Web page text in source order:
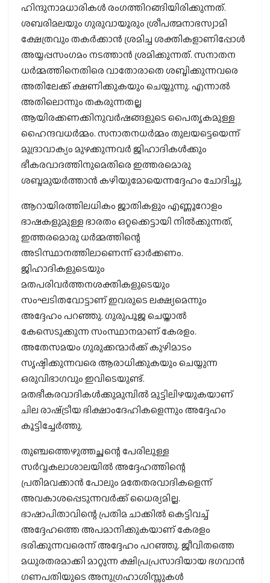
ഹിന്ദുനാമധാരികള്‍ രംഗത്തിറങ്ങിയിരിക്കുന്നത്.
ശബരിമലയും ഗുരുവായൂരും ശ്രീപത്മനാഭസ്വാമി
ക്ഷേത്രവും തകര്‍ക്കാന്‍ ശ്രമിച്ച ശക്തികളാണിപ്പോള്‍
അയ്യപ്പസംഗമം നടത്താന്‍ ശ്രമിക്കുന്നത്. സനാതന
ധര്‍മ്മത്തിനെതിരെ വാതോരാതെ ശബ്ദിക്കുന്നവരെ
അതിലേക്ക് ക്ഷണിക്കുകയും ചെയ്യുന്നു. എന്നാല്‍
അതിലൊന്നും തകരുന്നതല്ല
ആയിരക്കണക്കിനുവര്‍ഷങ്ങളുടെ പൈതൃകമുള്ള
ഹൈന്ദവധര്‍മ്മം. സനാതനധര്‍മ്മം തുലയട്ടെയെന്ന്
മുദ്രാവാക്യം മുഴക്കുന്നവര്‍ ജിഹാദികള്‍ക്കും
ഭീകരവാദത്തിനുമെതിരെ ഇത്തരമൊരു
ശബ്ദമുയര്‍ത്താന്‍ കഴിയുമോയെന്നദ്ദേഹം ചോദിച്ചു.
ആറായിരത്തിലധികം ജാതികളും എണ്ണൂറോളം
ഭാഷകളുമുള്ള ഭാരതം ഒറ്റക്കെട്ടായി നില്‍ക്കുന്നത്,
ഇത്തരമൊരു ധര്‍മ്മത്തിന്റെ
അടിസ്ഥാനത്തിലാണെന്ന് ഓര്‍ക്കണം.
ജിഹാദികളുടെയും
മതപരിവര്‍ത്തനശക്തികളുടെയും
സംഘടിതവോട്ടാണ് ഇവരുടെ ലക്ഷ്യമെന്നും
അദ്ദേഹം പറഞ്ഞു. ഗുരുപൂജ ചെയ്താല്‍
കേസെടുക്കുന്ന സംസ്ഥാനമാണ് കേരളം.
അതേസമയം ഗുരുക്കന്മാര്‍ക്ക് കുഴിമാടം
സൃഷ്ടിക്കുന്നവരെ ആരാധിക്കുകയും ചെയ്യുന്ന
ഒരുവിഭാഗവും ഇവിടെയുണ്ട്.
മതഭീകരവാദികള്‍ക്കുമുമ്പില്‍ മുട്ടിലിഴയുകയാണ്
ചില രാഷ്‌ട്രീയ ഭിക്ഷാംദേഹികളെന്നും അദ്ദേഹം
കൂട്ടിച്ചേര്‍ത്തു.
തുഞ്ചത്തെഴുത്തച്ഛന്റെ പേരിലുള്ള
സര്‍വ്വകലാശാലയില്‍ അദ്ദേഹത്തിന്റെ
പ്രതിമവക്കാന്‍ പോലും മതേതരവാദികളെന്ന്
അവകാശപ്പെടുന്നവര്‍ക്ക് ധൈര്യമില്ല.
ഭാഷാപിതാവിന്റെ പ്രതിമ ചാക്കില്‍ കെട്ടിവച്ച്
അദ്ദേഹത്തെ അപമാനിക്കുകയാണ് കേരളം
ഭരിക്കുന്നവരെന്ന് അദ്ദേഹം പറഞ്ഞു. ജീവിതത്തെ
മധുരതരമാക്കി മാറ്റുന്ന ക്ഷിപ്രപ്രസാദിയായ ഭഗവാന്‍
ഗണപതിയുടെ അനുഗ്രഹാശിസ്സുകള്‍